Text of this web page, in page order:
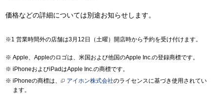
価格などの詳細については別途お知らせします。
営業時間外の店舗は3月12日（土曜）開店時から予約を受け付けます。
Apple、Appleのロゴは、米国および他国のApple Inc.の登録商標です。
iPhoneおよびiPadはApple Inc.の商標です。
iPhoneの商標は、
アイホン株式会社のライセンスに基づき使用されてい
ます。